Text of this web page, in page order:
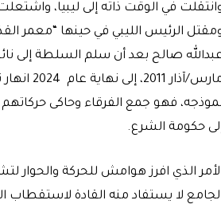
في الوقت ذاته إلى ليبيا، واشتعلت شرارتها
الرئيس الليبي في حينها “معمر
صالح بعد أن سلم السلطة إلى
مارس/
فهو جمع الفرقاء وحاكى
حكومة الشرع.
الذي افرز هوامش للحركة
لا يستفاد منه القادة لاستقطاب